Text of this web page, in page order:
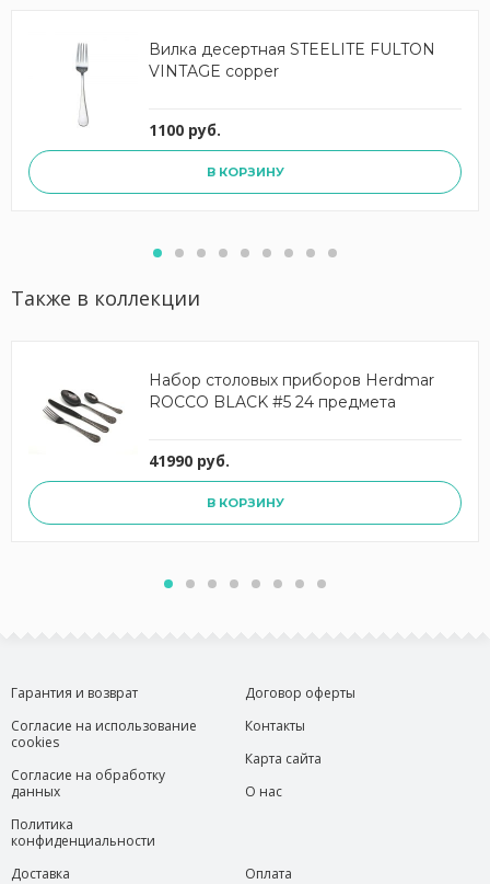
Вилка десертная STEELITE FULTON
VINTAGE copper
1100 руб.
В КОРЗИНУ
Также в коллекции
Набор столовых приборов Herdmar
ROCCO BLACK #5 24 предмета
41990 руб.
В КОРЗИНУ
Гарантия и возврат
Согласие на использование
cookies
Согласие на обработку
данных
Политика
конфиденциальности
Договор оферты
Контакты
Карта сайта
О нас
Доставка
Оплата